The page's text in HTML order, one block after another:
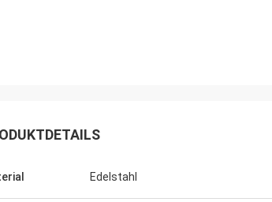
Edelstahl